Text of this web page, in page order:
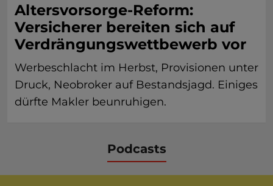
Altersvorsorge-Reform:
Versicherer bereiten sich auf
Verdrängungswettbewerb vor
Werbeschlacht im Herbst, Provisionen unter
Druck, Neobroker auf Bestandsjagd. Einiges
dürfte Makler beunruhigen.
Podcasts